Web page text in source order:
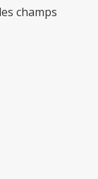
champs